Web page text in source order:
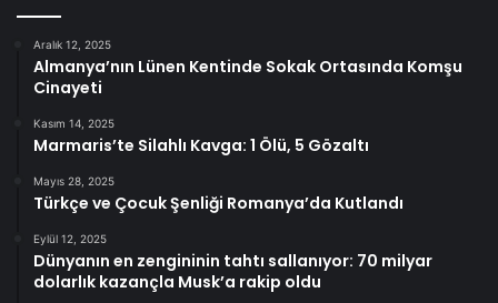
Aralık 12, 2025
Almanya’nın Lünen Kentinde Sokak Ortasında Komşu
Cinayeti
Kasım 14, 2025
Marmaris’te Silahlı Kavga: 1 Ölü, 5 Gözaltı
Mayıs 28, 2025
Türkçe ve Çocuk Şenliği Romanya’da Kutlandı
Eylül 12, 2025
Dünyanın en zengininin tahtı sallanıyor: 70 milyar
dolarlık kazançla Musk’a rakip oldu